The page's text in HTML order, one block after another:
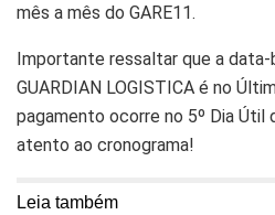
mês a mês do GARE11.
Importante ressaltar que a data-
GUARDIAN LOGISTICA é no
pagamento ocorre no 5º Dia Útil
atento ao cronograma!
Leia também